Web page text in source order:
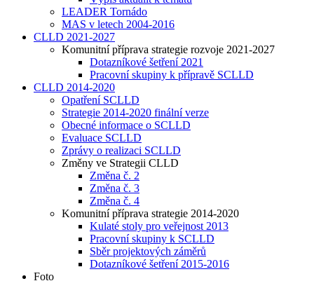
LEADER Tornádo
MAS v letech 2004-2016
CLLD 2021-2027
Komunitní příprava strategie rozvoje 2021-2027
Dotazníkové šetření 2021
Pracovní skupiny k přípravě SCLLD
CLLD 2014-2020
Opatření SCLLD
Strategie 2014-2020 finální verze
Obecné informace o SCLLD
Evaluace SCLLD
Zprávy o realizaci SCLLD
Změny ve Strategii CLLD
Změna č. 2
Změna č. 3
Změna č. 4
Komunitní příprava strategie 2014-2020
Kulaté stoly pro veřejnost 2013
Pracovní skupiny k SCLLD
Sběr projektových záměrů
Dotazníkové šetření 2015-2016
Foto